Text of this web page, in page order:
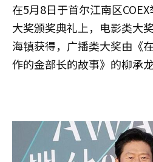
在5月8日于首尔江南区
大奖颁奖典礼上，电影类大
海镇获得，广播类大奖由《
作的金部长的故事》的柳承龙